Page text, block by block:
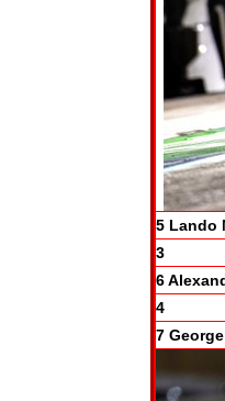
5 Lando
3
6
4
7